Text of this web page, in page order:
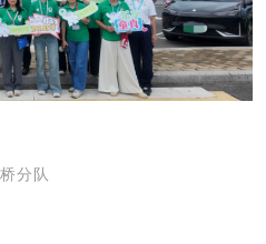
分队